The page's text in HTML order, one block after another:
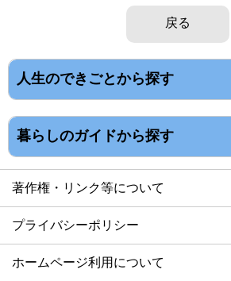
戻る
人生のできごとから探す
暮らしのガイドから探す
著作権・リンク等について
プライバシーポリシー
ホームページ利用について